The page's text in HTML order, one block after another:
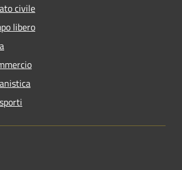
civile
libero